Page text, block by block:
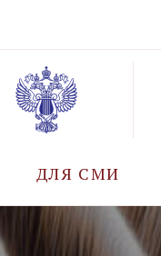
ДЛЯ СМИ
АККРЕДИТАЦИЯ